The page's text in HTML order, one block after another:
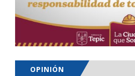
OPINIÓN